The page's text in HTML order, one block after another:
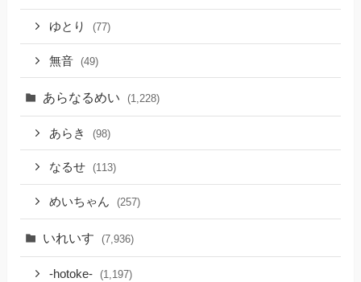
ゆとり (77)
無音 (49)
あらなるめい (1,228)
あらき (98)
なるせ (113)
めいちゃん (257)
いれいす (7,936)
-hotoke- (1,197)